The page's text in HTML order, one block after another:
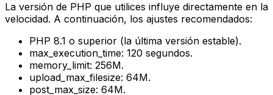
La versión de PHP que utilices influye directamente en la
velocidad. A continuación, los ajustes recomendados:
PHP 8.1 o superior (la última versión estable).
max_execution_time: 120 segundos.
memory_limit: 256M.
upload_max_filesize: 64M.
post_max_size: 64M.